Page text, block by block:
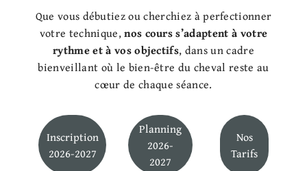
Que vous débutiez ou cherchiez à perfectionner
votre technique,nos cours s’adaptent à votre
rythme et à vos objectifs, dans un cadre
bienveillant où le bien-être du cheval reste au
cœur de chaque séance.
Inscription
2026-2027
Planning
2026-
2027
Nos
Tarifs